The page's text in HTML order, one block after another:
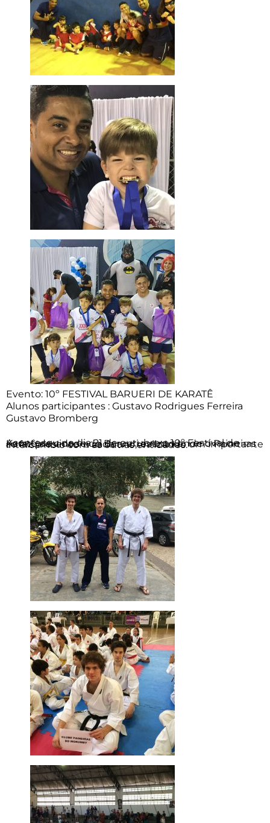
Evento: 10º FESTIVAL BARUERI DE KARATÊ
Alunos participantes : Gustavo Rodrigues Ferreira
Gustavo Bromberg
Aconteceu no dia 21 de outubro o 10º Festival de Karatê da cidade de Barueri,evento onde o Paineiras se faz presente a cada ano,realizando um importante intercâmbio com as outras entidades.